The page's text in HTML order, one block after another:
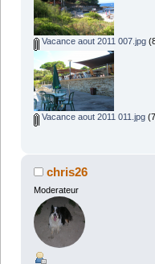
Vacance aout 2011 007.jpg
Vacance aout 2011 011.jpg
chris26
Moderateur